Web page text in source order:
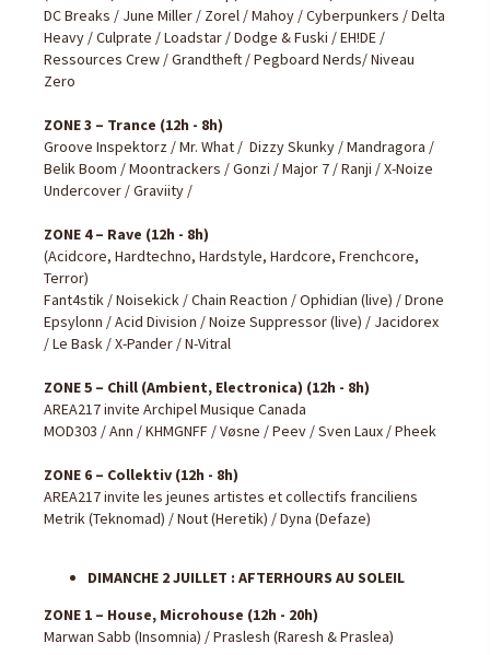
DC Breaks / June Miller / Zorel / Mahoy / Cyberpunkers / Delta
Heavy / Culprate / Loadstar / Dodge & Fuski / EH!DE /
Ressources Crew / Grandtheft / Pegboard Nerds/ Niveau
Zero
ZONE 3 – Trance (12h - 8h)
Groove Inspektorz / Mr. What / Dizzy Skunky / Mandragora /
Belik Boom / Moontrackers / Gonzi / Major 7 / Ranji / X-Noize
Undercover / Graviity /
ZONE 4 – Rave (12h - 8h)
(Acidcore, Hardtechno, Hardstyle, Hardcore, Frenchcore,
Terror)
Fant4stik / Noisekick / Chain Reaction / Ophidian (live) / Drone
Epsylonn / Acid Division / Noize Suppressor (live) / Jacidorex
/ Le Bask / X-Pander / N-Vitral
ZONE 5 – Chill (Ambient, Electronica) (12h - 8h)
AREA217 invite Archipel Musique Canada
MOD303 / Ann / KHMGNFF / Vøsne / Peev / Sven Laux / Pheek
ZONE 6 – Collektiv (12h - 8h)
AREA217 invite les jeunes artistes et collectifs franciliens
Metrik (Teknomad) / Nout (Heretik) / Dyna (Defaze)
DIMANCHE 2 JUILLET : AFTERHOURS AU SOLEIL
ZONE 1 – House, Microhouse (12h - 20h)
Marwan Sabb (Insomnia) / Praslesh (Raresh & Praslea)